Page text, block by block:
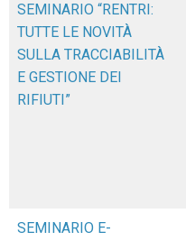
SEMINARIO “RENTRI:
TUTTE LE NOVITÀ
SULLA TRACCIABILITÀ
E GESTIONE DEI
RIFIUTI”
SEMINARIO E-